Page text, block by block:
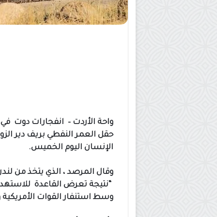
واحة الأردت – انفجارات دوت في
حقل العمر النفطي بريف دير
الإنسان اليوم الخميس.
وقال المرصد ، الذي يتخذ من
“نتيجة تعرض القاعدة
وسط استنفار القوات